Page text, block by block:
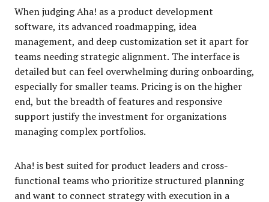
When judging Aha! as a product development
software, its advanced roadmapping, idea
management, and deep customization set it apart for
teams needing strategic alignment. The interface is
detailed but can feel overwhelming during onboarding,
especially for smaller teams. Pricing is on the higher
end, but the breadth of features and responsive
support justify the investment for organizations
managing complex portfolios.
Aha! is best suited for product leaders and cross-
functional teams who prioritize structured planning
and want to connect strategy with execution in a